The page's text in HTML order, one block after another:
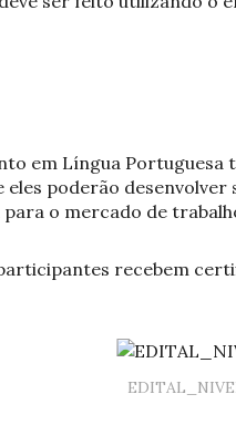
em Língua
eles poderão
o mercado de
recebem